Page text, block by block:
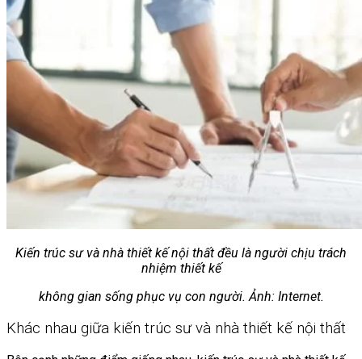
Kiến trúc sư và nhà thiết kế nội thất đều là người chịu trách
nhiệm thiết kế
không gian sống phục vụ con người. Ảnh: Internet.
Khác nhau giữa kiến trúc sư và nhà thiết kế nội thất